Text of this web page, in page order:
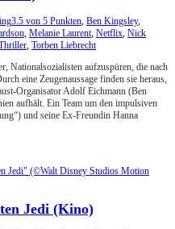
3.5 von 5 Punkten Ben Kingsley,
Melanie Laurent Netflix Nick
Torben Liebrecht
Nationalsozialisten aufzuspüren, die nach
eine Zeugenaussage finden sie heraus,
Organisator Adolf Eichmann (Ben
aufhält. Ein Team um den impulsiven
und seine Ex-Freundin Hanna
Jedi (Kino)